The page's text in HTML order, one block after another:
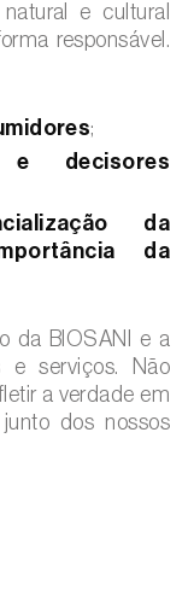
e cultural
responsável.
;
e decisores
da
da
da BIOSANI e a
e serviços. Não
a verdade em
dos nossos